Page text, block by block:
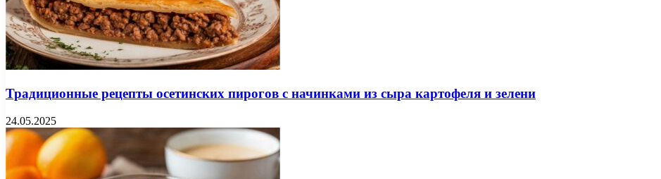
Традиционные рецепты осетинских пирогов с начинками из сыра картофеля и зелени
24.05.2025